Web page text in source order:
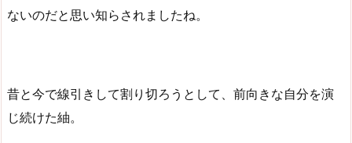
ないのだと思い知らされましたね。
昔と今で線引きして割り切ろうとして、前向きな自分を演
じ続けた紬。